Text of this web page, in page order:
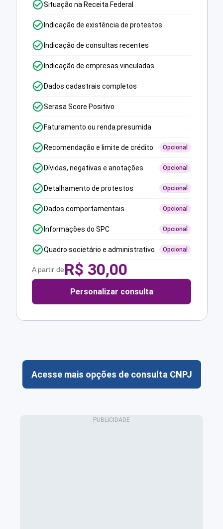
Situação na Receita Federal
Indicação de existência de protestos
Indicação de consultas recentes
Indicação de empresas vinculadas
Dados cadastrais completos
Serasa Score Positivo
Faturamento ou renda presumida
Recomendação e limite de crédito Opcional
Dívidas, negativas e anotações Opcional
Detalhamento de protestos Opcional
Dados comportamentais Opcional
Informações do SPC Opcional
Quadro societário e administrativo Opcional
A partir deR$ 30,00
Personalizar consulta
Acesse mais opções de consulta CNPJ